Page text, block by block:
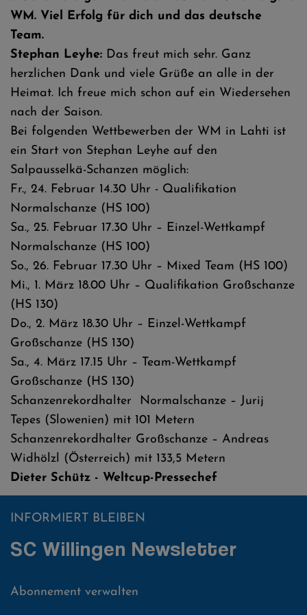
WM. Viel Erfolg für dich und das deutsche
Team.
Stephan Leyhe: Das freut mich sehr. Ganz
herzlichen Dank und viele Grüße an alle in der
Heimat. Ich freue mich schon auf ein Wiedersehen
nach der Saison.
Bei folgenden Wettbewerben der WM in Lahti ist
ein Start von Stephan Leyhe auf den
Salpausselkä-Schanzen möglich:
Fr., 24. Februar 14.30 Uhr - Qualifikation
Normalschanze (HS 100)
Sa., 25. Februar 17.30 Uhr – Einzel-Wettkampf
Normalschanze (HS 100)
So., 26. Februar 17.30 Uhr – Mixed Team (HS 100)
Mi., 1. März 18.00 Uhr – Qualifikation Großschanze
(HS 130)
Do., 2. März 18.30 Uhr – Einzel-Wettkampf
Großschanze (HS 130)
Sa., 4. März 17.15 Uhr – Team-Wettkampf
Großschanze (HS 130)
Schanzenrekordhalter Normalschanze – Jurij
Tepes (Slowenien) mit 101 Metern
Schanzenrekordhalter Großschanze – Andreas
Widhölzl (Österreich) mit 133,5 Metern
Dieter Schütz - Weltcup-Pressechef
INFORMIERT BLEIBEN
SC Willingen Newsletter
Abonnement verwalten